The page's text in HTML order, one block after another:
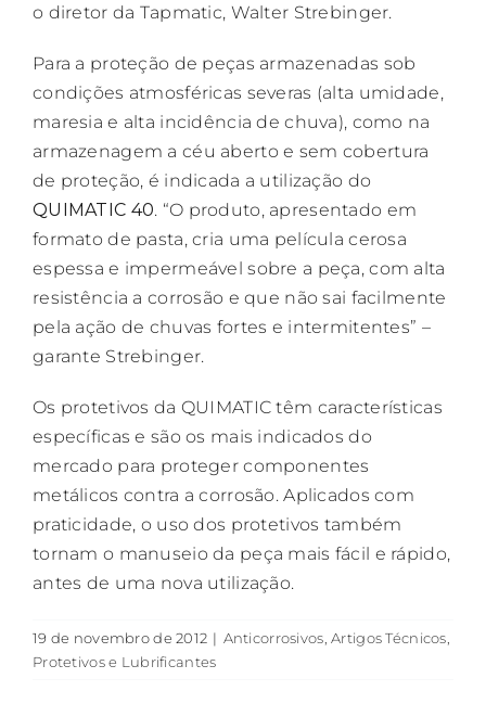
o diretor da Tapmatic, Walter Strebinger.
Para a proteção de peças armazenadas sob
condições atmosféricas severas (alta umidade,
maresia e alta incidência de chuva), como na
armazenagem a céu aberto e sem cobertura
de proteção, é indicada a utilização do
QUIMATIC 40. “O produto, apresentado em
formato de pasta, cria uma película cerosa
espessa e impermeável sobre a peça, com alta
resistência a corrosão e que não sai facilmente
pela ação de chuvas fortes e intermitentes” –
garante Strebinger.
Os protetivos da QUIMATIC têm características
específicas e são os mais indicados do
mercado para proteger componentes
metálicos contra a corrosão. Aplicados com
praticidade, o uso dos protetivos também
tornam o manuseio da peça mais fácil e rápido,
antes de uma nova utilização.
19 de novembro de 2012 | Anticorrosivos ,Artigos Técnicos
Protetivos e Lubrificantes